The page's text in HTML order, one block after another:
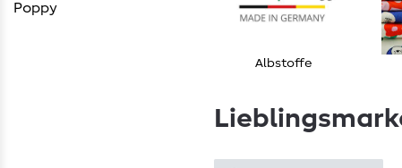
Poppy
Albstoffe